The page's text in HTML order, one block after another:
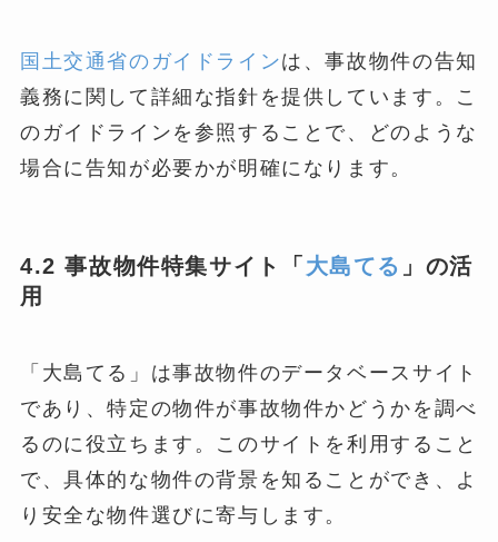
国土交通省のガイドラインは、事故物件の告知
義務に関して詳細な指針を提供しています。こ
のガイドラインを参照することで、どのような
場合に告知が必要かが明確になります。
4.2 事故物件特集サイト「 大島てる 」の活
用
「大島てる」は事故物件のデータベースサイト
であり、特定の物件が事故物件かどうかを調べ
るのに役立ちます。このサイトを利用すること
で、具体的な物件の背景を知ることができ、よ
り安全な物件選びに寄与します。